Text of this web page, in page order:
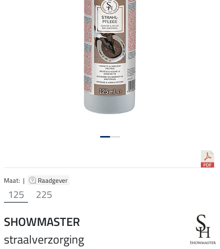
Maat: | Raadgever
125 225
SHOWMASTER
straalverzorging